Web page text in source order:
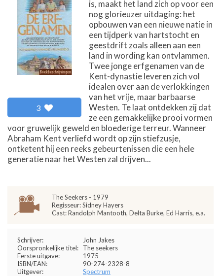
3
is, maakt het land zich op voor een
nog glorieuzer uitdaging: het
opbouwen van een nieuwe natie in
een tijdperk van hartstocht en
geestdrift zoals alleen aan een
land in wording kan ontvlammen.
Twee jonge erfgenamen van de
Kent-dynastie leveren zich vol
idealen over aan de verlokkingen
van het vrije, maar barbaarse
Westen. Te laat ontdekken zij dat
ze een gemakkelijke prooi vormen
voor gruwelijk geweld en bloederige terreur. Wanneer
Abraham Kent verliefd wordt op zijn stiefzusje,
ontketent hij een reeks gebeurtenissen die een hele
generatie naar het Westen zal drijven...
The Seekers - 1979
Regisseur: Sidney Hayers
Cast: Randolph Mantooth, Delta Burke, Ed Harris, e.a.
Schrijver:
John Jakes
Oorspronkelijke titel:
The seekers
Eerste uitgave:
1975
ISBN/EAN:
90-274-2328-8
Uitgever:
Spectrum